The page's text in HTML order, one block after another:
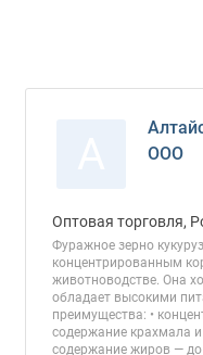
ООО
Оптовая торговля,
Фуражное зерно
концентрированным
животноводстве. Она
обладает высокими
преимущества: •
содержание крахмала
содержание жиров — до